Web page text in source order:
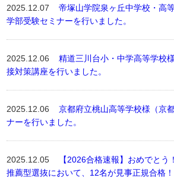
2025.12.07帝塚山学院泉ヶ丘中学校・高
学部受験セミナーを行いました。
2025.12.06精道三川台小・中学高等学校
接対策講座を行いました。
2025.12.06京都府立桃山高等学校様（京
ナーを行いました。
2025.12.05
【2026合格速報】おめでと
推薦型選抜において、12名が見事正規合格